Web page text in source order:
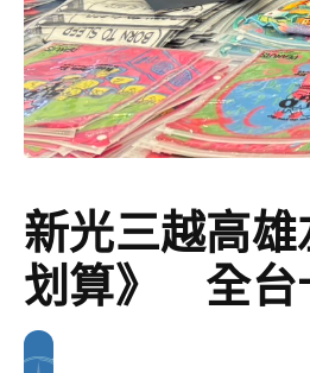
新光三越高
划算》 全台